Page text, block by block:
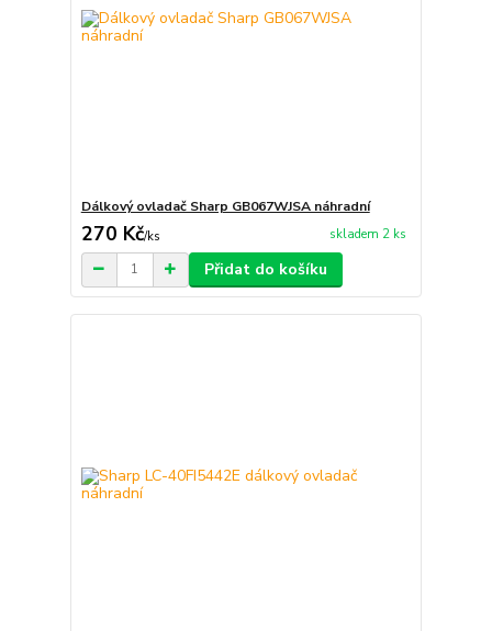
Dálkový ovladač Sharp GB067WJSA náhradní
270 Kč/ks skladem 2 ks
Přidat do košíku